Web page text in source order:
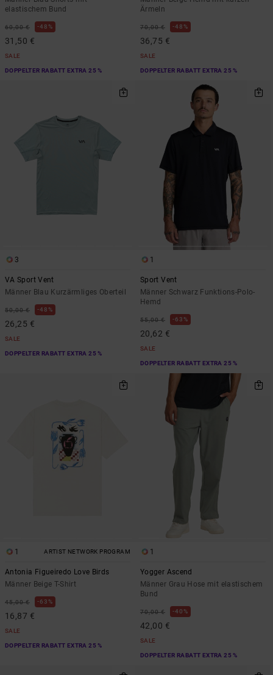
elastischem Bund
60,00 € 48%
31,50 €
SALE
DOPPELTER RABATT EXTRA 25 %
Ärmeln
70,00 € 48%
36,75 €
SALE
DOPPELTER RABATT EXTRA 25 %
3
VA Sport Vent
Männer Blau Kurzärmliges Oberteil
50,00 € 48%
26,25 €
SALE
DOPPELTER RABATT EXTRA 25 %
1
Sport Vent
Männer Schwarz Funktions-Polo-
Hemd
55,00 € 63%
20,62 €
SALE
DOPPELTER RABATT EXTRA 25 %
1 ARTIST NETWORK PROGRAM
Antonia Figueiredo Love Birds
Männer Beige T-Shirt
45,00 € 63%
16,87 €
SALE
DOPPELTER RABATT EXTRA 25 %
1
Yogger Ascend
Männer Grau Hose mit elastischem
Bund
70,00 € 40%
42,00 €
SALE
DOPPELTER RABATT EXTRA 25 %